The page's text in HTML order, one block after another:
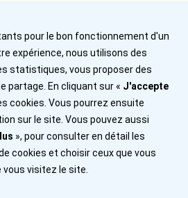
pour le bon fonctionnement d'un
expérience, nous utilisons des
statistiques, vous proposer des
partage. En cliquant sur « J'accepte
cookies. Vous pourrez ensuite
sur le site. Vous pouvez aussi
», pour consulter en détail les
cookies et choisir ceux que vous
visitez le site.